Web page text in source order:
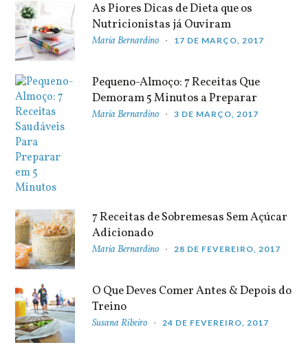
As Piores Dicas de Dieta que os
Nutricionistas já Ouviram
Maria Bernardino 17 DE MARÇO, 2017
Pequeno-Almoço: 7 Receitas Que
Demoram 5 Minutos a Preparar
Maria Bernardino 3 DE MARÇO, 2017
7 Receitas de Sobremesas Sem Açúcar
Adicionado
Maria Bernardino 28 DE FEVEREIRO, 2017
O Que Deves Comer Antes & Depois do
Treino
Susana Ribeiro 24 DE FEVEREIRO, 2017